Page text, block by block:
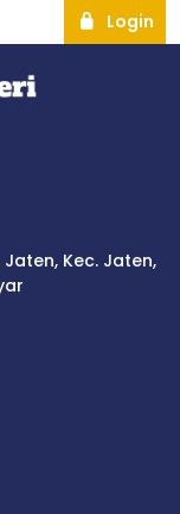
Login
Kec. Jaten,